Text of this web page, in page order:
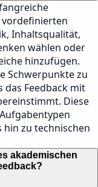
vordefinierten
Inhaltsqualität,
wählen oder
hinzufügen.
Schwerpunkte zu
das Feedback mit
Diese
hin zu technischen
akademischen